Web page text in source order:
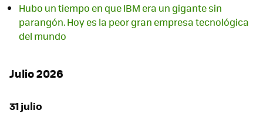
Hubo un tiempo en que IBM era un gigante sin
parangón. Hoy es la peor gran empresa tecnológica
del mundo
Julio 2026
31 julio